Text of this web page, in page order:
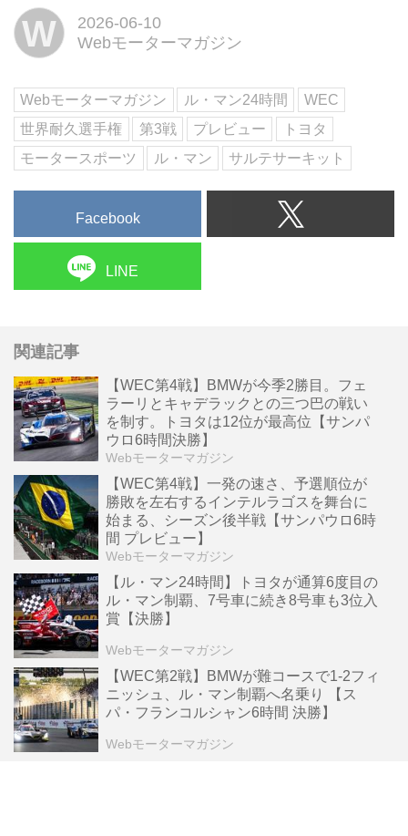
フリー走行からレーススケジュー
ーポールでスターティンググリッ
ドが決定。12日金曜日...
W
2026-06-10
Webモーターマガジン
Webモーターマガジン ル・マン24時間
WEC
世界耐久選手権
第3戦 プレビュー
トヨタ
モータースポーツ
ル・マン サルテサーキット
Facebook
LINE
関連記事
【WEC第4戦】BMWが今季2勝目。フェ
ラーリとキャデラックとの三つ巴の戦い
を制す。トヨタは12位が最高位【サンパ
ウロ6時間決勝】
Webモーターマガジン
【WEC第4戦】一発の速さ、予選順位が
勝敗を左右するインテルラゴスを舞台に
始まる、シーズン後半戦【サンパウロ6時
間 プレビュー】
Webモーターマガジン
【ル・マン24時間】トヨタが通算6度目の
ル・マン制覇、7号車に続き8号車も3位入
賞【決勝】
Webモーターマガジン
【WEC第2戦】BMWが難コースで1-2フィ
ニッシュ、ル・マン制覇へ名乗り 【ス
パ・フランコルシャン6時間 決勝】
Webモーターマガジン